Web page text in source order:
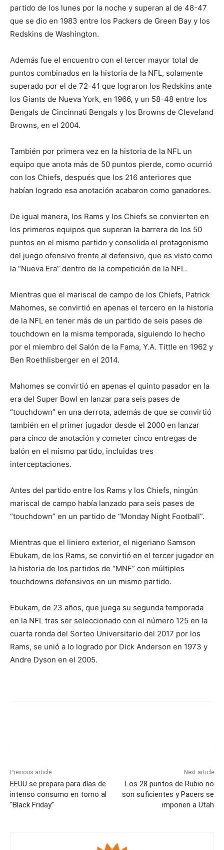
partido de los lunes por la noche y superan al de 48-47
que se dio en 1983 entre los Packers de Green Bay y los
Redskins de Washington.
Además fue el encuentro con el tercer mayor total de
puntos combinados en la historia de la NFL, solamente
superado por el de 72-41 que lograron los Redskins ante
los Giants de Nueva York, en 1966, y un 58-48 entre los
Bengals de Cincinnati Bengals y los Browns de Cleveland
Browns, en el 2004.
También por primera vez en la historia de la NFL un
equipo que anota más de 50 puntos pierde, como ocurrió
con los Chiefs, después que los 216 anteriores que
habían logrado esa anotación acabaron como ganadores.
De igual manera, los Rams y los Chiefs se convierten en
los primeros equipos que superan la barrera de los 50
puntos en el mismo partido y consolida el protagonismo
del juego ofensivo frente al defensivo, que es visto como
la “Nueva Era” dentro de la competición de la NFL.
Mientras que el mariscal de campo de los Chiefs, Patrick
Mahomes, se convirtió en apenas el tercero en la historia
de la NFL en tener más de un partido de seis pases de
touchdown en la misma temporada, siguiendo lo hecho
por el miembro del Salón de la Fama, Y.A. Tittle en 1962 y
Ben Roethlisberger en el 2014.
Mahomes se convirtió en apenas el quinto pasador en la
era del Super Bowl en lanzar para seis pases de
“touchdown” en una derrota, además de que se convirtió
también en el primer jugador desde el 2000 en lanzar
para cinco de anotación y cometer cinco entregas de
balón en el mismo partido, incluidas tres
interceptaciones.
Antes del partido entre los Rams y los Chiefs, ningún
mariscal de campo había lanzado para seis pases de
“touchdown” en un partido de “Monday Night Football”.
Mientras que el liniero exterior, el nigeriano Samson
Ebukam, de los Rams, se convirtió en el tercer jugador en
la historia de los partidos de “MNF” con múltiples
touchdowns defensivos en un mismo partido.
Ebukam, de 23 años, que juega su segunda temporada
en la NFL tras ser seleccionado con el número 125 en la
cuarta ronda del Sorteo Universitario del 2017 por los
Rams, se unió a lo logrado por Dick Anderson en 1973 y
Andre Dyson en el 2005.
Previous article
EEUU se prepara para días de
intenso consumo en torno al
“Black Friday”
Next article
Los 28 puntos de Rubio no
son suficientes y Pacers se
imponen a Utah